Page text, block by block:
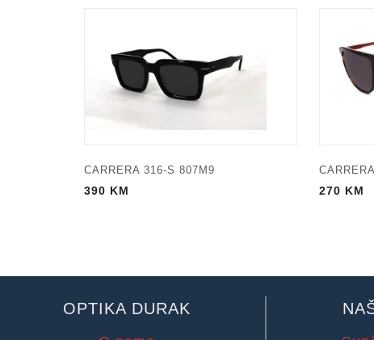
CARRERA 316-S 807M9
390 KM 270 KM
OPTIKA DURAK